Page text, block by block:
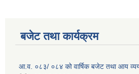
बजेट तथा कार्यक्रम
आ.व. ०८३/ ०८४ को वार्षिक बजेट तथा आय